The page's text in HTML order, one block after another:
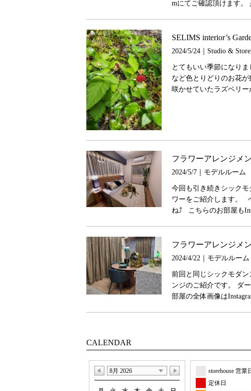
mにてご確認頂けます。
SELIMS interior’s
2024/5/24｜Studio &
とてもいい季節になり
など色とりどりのお花
咲かせていたラズベリー
フラワーアレンジメ
2024/5/7｜モデルルーム
今回も引き続きシック
ワーをご紹介します。
ね⤴︎ こちらのお部屋も
フラワーアレンジメ
2024/4/22｜モデルルーム
前回と同じシックモダ
ンジのご紹介です。
部屋の全体画像は
CALENDAR
8月 2026
storehouse 営業
定休日